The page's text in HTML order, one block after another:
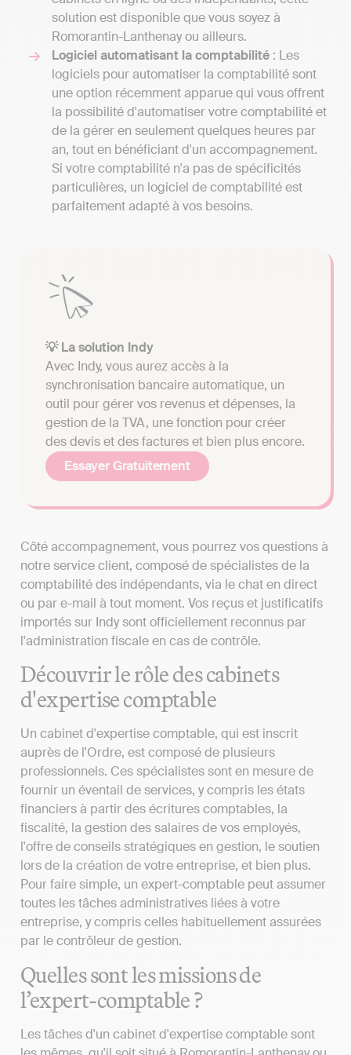
solution est disponible que vous soyez à
Romorantin-Lanthenay ou ailleurs.
Logiciel automatisant la comptabilité : Les
logiciels pour automatiser la comptabilité sont
une option récemment apparue qui vous offrent
la possibilité d'automatiser votre comptabilité et
de la gérer en seulement quelques heures par
an, tout en bénéficiant d'un accompagnement.
Si votre comptabilité n'a pas de spécificités
particulières, un logiciel de comptabilité est
parfaitement adapté à vos besoins.
💡 La solution Indy
Avec Indy, vous aurez accès à la
synchronisation bancaire automatique, un
outil pour gérer vos revenus et dépenses, la
gestion de la TVA, une fonction pour créer
des devis et des factures et bien plus encore.
Essayer Gratuitement
Côté accompagnement, vous pourrez vos questions à
notre service client, composé de spécialistes de la
comptabilité des indépendants, via le chat en direct
ou par e-mail à tout moment. Vos reçus et justificatifs
importés sur Indy sont officiellement reconnus par
l'administration fiscale en cas de contrôle.
Découvrir le rôle des cabinets
d'expertise comptable
Un cabinet d'expertise comptable, qui est inscrit
auprès de l'Ordre, est composé de plusieurs
professionnels. Ces spécialistes sont en mesure de
fournir un éventail de services, y compris les états
financiers à partir des écritures comptables, la
fiscalité, la gestion des salaires de vos employés,
l'offre de conseils stratégiques en gestion, le soutien
lors de la création de votre entreprise, et bien plus.
Pour faire simple, un expert-comptable peut assumer
toutes les tâches administratives liées à votre
entreprise, y compris celles habituellement assurées
par le contrôleur de gestion.
Quelles sont les missions de
l’expert-comptable ?
Les tâches d'un cabinet d'expertise comptable sont